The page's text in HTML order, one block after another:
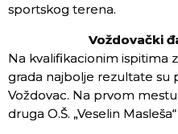
sportskog terena.
Voždovački
Na kvalifikacionim ispitima
grada najbolje rezultate su
Voždovac. Na prvom mestu
druga O.Š. „Veselin Masleša“